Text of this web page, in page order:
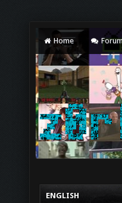
Home
ENGLISH